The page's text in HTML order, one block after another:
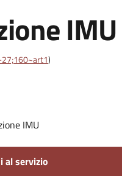
IMU
)
IMU
al servizio